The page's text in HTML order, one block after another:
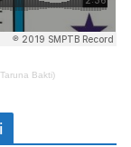
Bakti)